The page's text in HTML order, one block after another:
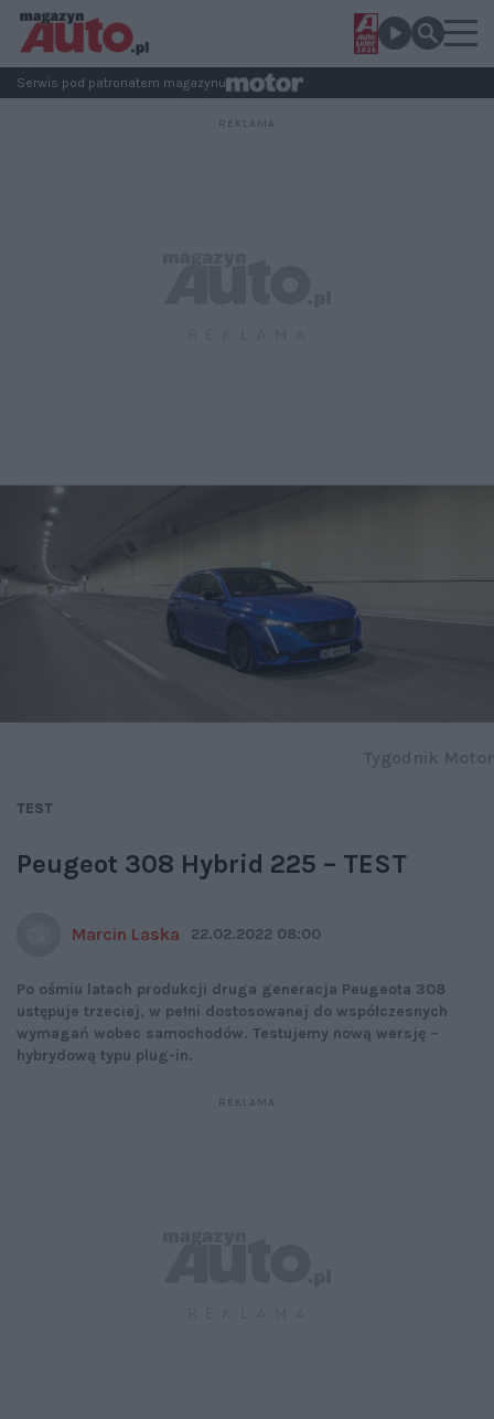
Serwis pod patronatem magazynu
TEST
Peugeot 308 Hybrid 225 – TEST
Marcin Laska 22.02.2022 08:00
Po ośmiu latach produkcji druga generacja Peugeota 308
ustępuje trzeciej, w pełni dostosowanej do współczesnych
wymagań wobec samochodów. Testujemy nową wersję –
hybrydową typu plug-in.